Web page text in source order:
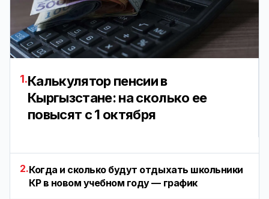
1.Калькулятор пенсии в
Кыргызстане: на сколько ее
повысят с 1 октября
2.Когда и сколько будут отдыхать школьники
КР в новом учебном году — график